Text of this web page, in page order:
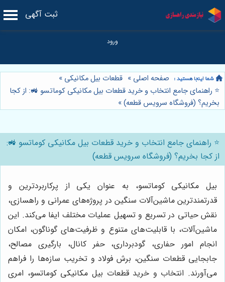
ثبت آگهی
صفحه اصلی » قطعات بیل مکانیکی »
⭐️ راهنمای جامع انتخاب و خرید قطعات بیل مکانیکی کوماتسو 🚜: از کجا
بخریم؟ (فروشگاه سرویس قطعه)»
⭐️ راهنمای جامع انتخاب و خرید قطعات بیل مکانیکی کوماتسو 🚜:
از کجا بخریم؟ (فروشگاه سرویس قطعه)
بیل مکانیکی کوماتسو، به عنوان یکی از پرکاربردترین و
قدرتمندترین ماشین‌آلات سنگین در پروژه‌های عمرانی و راهسازی،
نقش حیاتی در تسریع و تسهیل عملیات مختلف ایفا می‌کند. این
ماشین‌آلات، با قابلیت‌های متنوع و ظرفیت‌های گوناگون، امکان
انجام امور حفاری، گودبرداری، حفر کانال، بارگیری مصالح،
جابجایی قطعات سنگین، برش فولاد و تخریب سازه‌ها را فراهم
می‌آورند. انتخاب و خرید قطعات بیل مکانیکی کوماتسو، امری